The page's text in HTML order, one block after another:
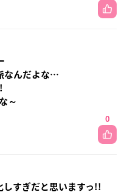
なんだよな…
～
0
しすぎだと思いますっ!!